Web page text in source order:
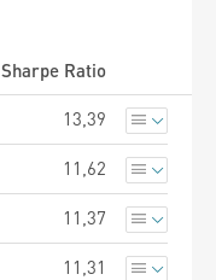
Sharpe Ratio
13,39
11,62
11,37
11,31